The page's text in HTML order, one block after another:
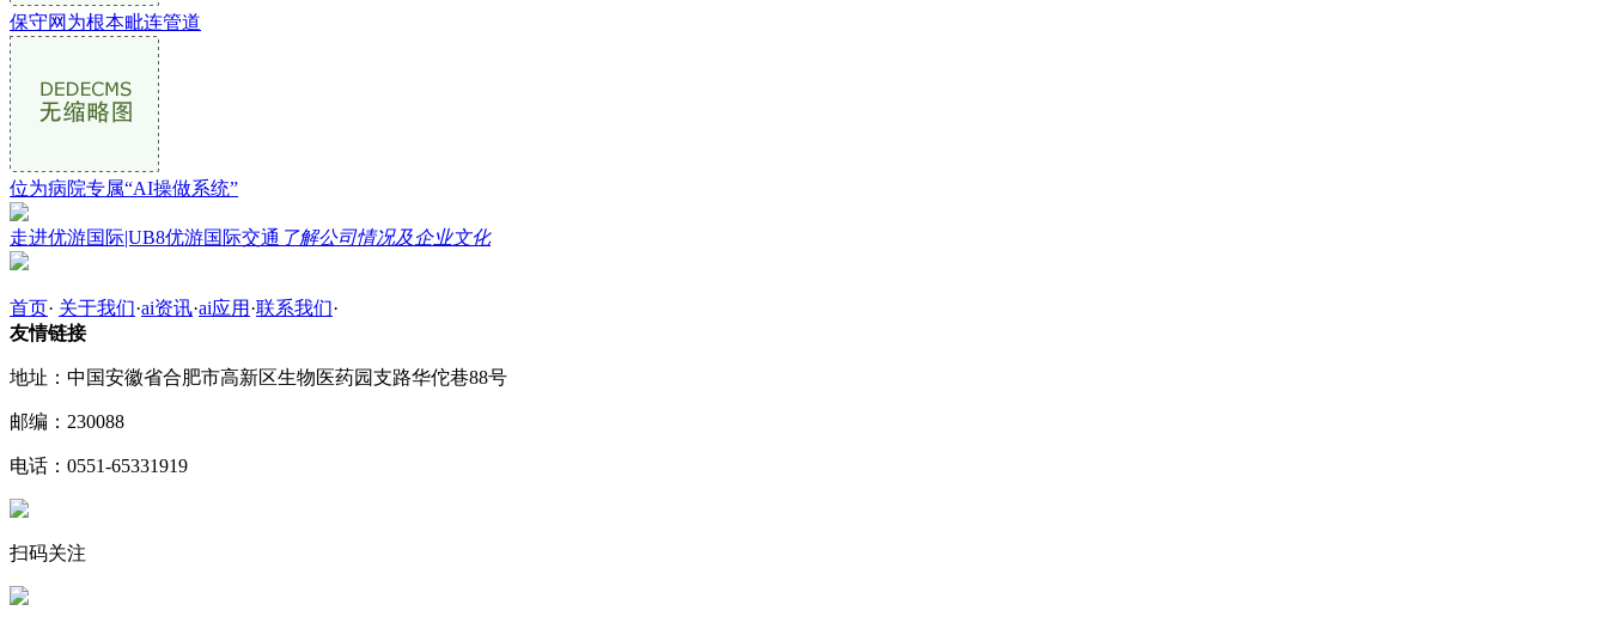
保守网为根本毗连管道
位为病院专属“AI操做系统”
走进优游国际|UB8优游国际交通 了解公司情况及企业文化
首页· 关于我们·ai资讯·ai应用 ·联系我们·
友情链接
地址：中国安徽省合肥市高新区生物医药园支路华佗巷88号
邮编：230088
电话：0551-65331919
扫码关注